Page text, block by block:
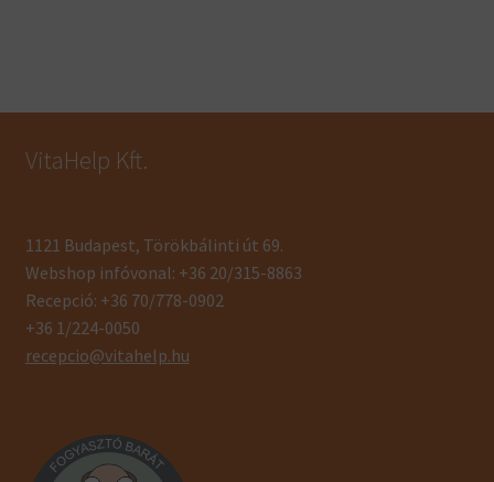
VitaHelp Kft.
1121 Budapest, Törökbálinti út 69.
Webshop infóvonal: +36 20/315-8863
Recepció: +36 70/778-0902
+36 1/224-0050
recepcio@vitahelp.hu